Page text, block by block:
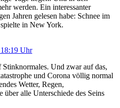
werden. Ein interessanter
Jahren gelesen habe: Schnee im
in New York.
Uhr
Stinknormales. Und zwar auf das,
und Corona völlig normal
Wetter, Regen,
über alle Unterschiede des Seins